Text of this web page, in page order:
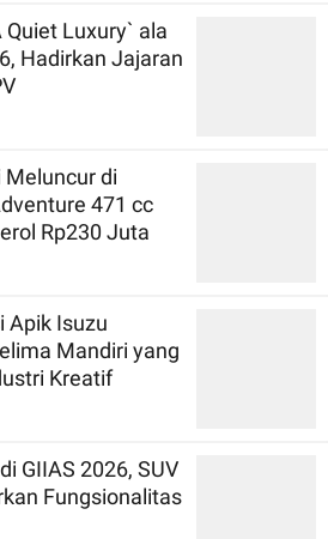
Luxury` ala
Hadirkan Jajaran
Meluncur di
471 cc
Rp230 Juta
Apik Isuzu
Mandiri yang
Kreatif
GIIAS 2026, SUV
Fungsionalitas